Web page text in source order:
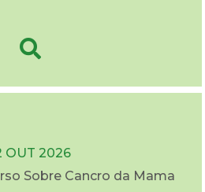
OUT 2026
Sobre Cancro da Mama